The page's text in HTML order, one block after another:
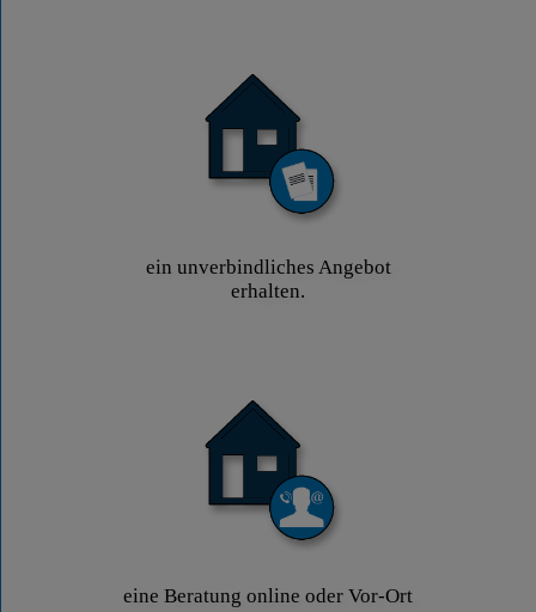
ein unverbindliches Angebot
erhalten.
eine Beratung online oder Vor-Ort